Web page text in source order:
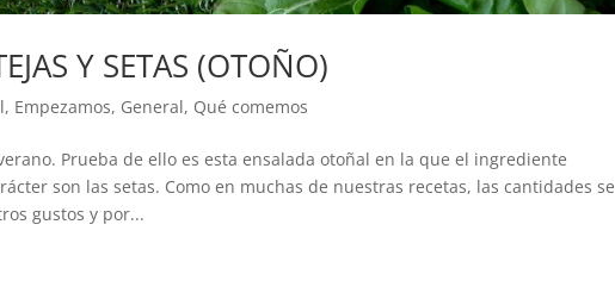
Y SETAS (OTOÑO)
, Empezamos, General, Qué comemos
Prueba de ello es esta ensalada otoñal en la que el ingrediente
son las setas. Como en muchas de nuestras recetas, las cantidades se
gustos y por...